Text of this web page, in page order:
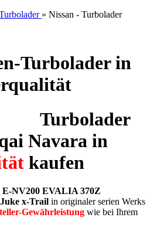
» Nissan - Turbolader
Turbolader in
Turbolader
Navara in
kaufen
NV200 EVALIA 370Z
x-Trail in originaler serien Werks
Gewährleistung wie bei Ihrem